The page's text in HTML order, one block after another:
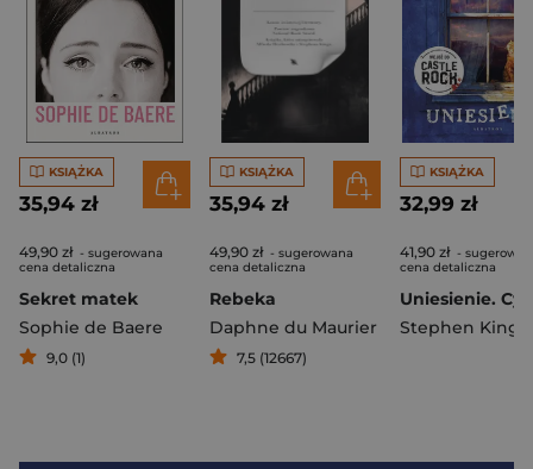
KSIĄŻKA
35,94 zł
49,90 zł - sugerowana
cena detaliczna
Sekret matek
Sophie de Baere
9,0 (1)
KSIĄŻKA
35,94 zł
49,90 zł - sugerowana
cena detaliczna
Rebeka
Daphne du Maurier
7,5 (12667)
KSIĄŻKA
32,99 zł
41,90 zł -
cena detaliczna
Stephen King